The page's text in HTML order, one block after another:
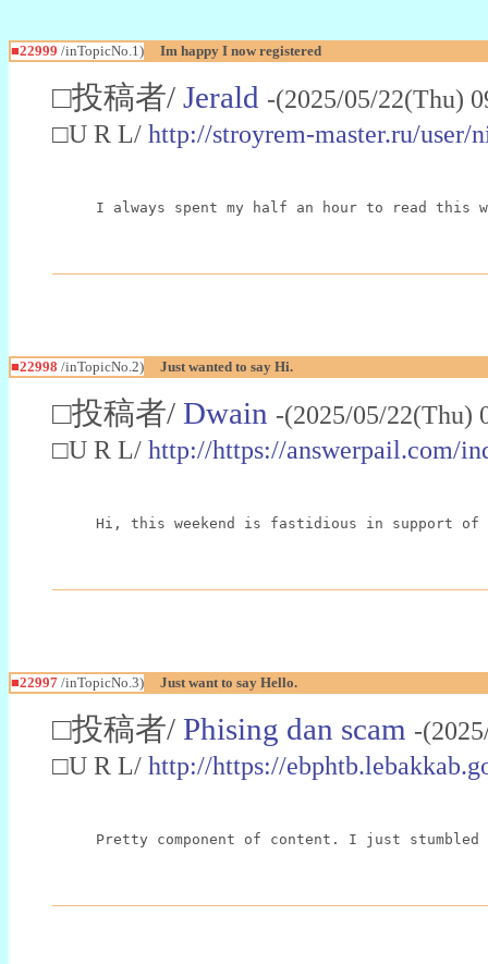
■22999 /inTopicNo.1) Im happy I now registered
□投稿者/ Jerald -(2025/05/22(Thu)
□U R L/ http://stroyrem-master.ru/user/
I always spent my half an hour to read
■22998 /inTopicNo.2) Just wanted to say Hi.
□投稿者/ Dwain -(2025/05/
□U R L/ http://https://answerpail.com/
Hi, this weekend is fastidious in support of
■22997 /inTopicNo.3) Just want to say Hello.
□投稿者/ Phising dan scam -
□U R L/ http://https://
Pretty component of content. I just